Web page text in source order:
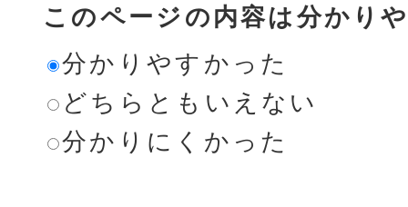
このページの内容は分かり
分かりやすかった
どちらともいえない
分かりにくかった